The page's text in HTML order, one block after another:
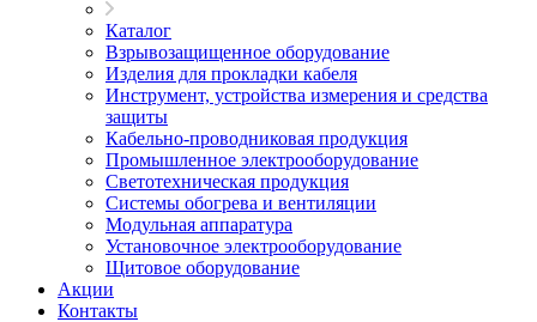
Каталог
Взрывозащищенное оборудование
Изделия для прокладки кабеля
Инструмент, устройства измерения и средства
защиты
Кабельно-проводниковая продукция
Промышленное электрооборудование
Светотехническая продукция
Системы обогрева и вентиляции
Модульная аппаратура
Установочное электрооборудование
Щитовое оборудование
Акции
Контакты